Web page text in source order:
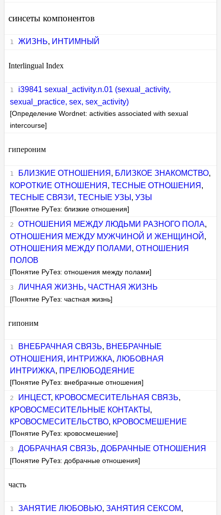
синсеты компонентов
ЖИЗНЬ, ИНТИМНЫЙ
Interlingual Index
i39841 sexual_activity.n.01 (sexual_activity,
sexual_practice, sex, sex_activity)
[Определение Wordnet: activities associated with sexual
intercourse]
гипероним
БЛИЗКИЕ ОТНОШЕНИЯ , БЛИЗКОЕ ЗНАКОМСТВО,
КОРОТКИЕ ОТНОШЕНИЯ ,ТЕСНЫЕ ОТНОШЕНИЯ ,
ТЕСНЫЕ СВЯЗИ ,ТЕСНЫЕ УЗЫ ,УЗЫ
[Понятие РуТез: близкие отношения]
ОТНОШЕНИЯ МЕЖДУ ЛЮДЬМИ РАЗНОГО ПОЛА,
ОТНОШЕНИЯ МЕЖДУ МУЖЧИНОЙ И ЖЕНЩИНОЙ ,
ОТНОШЕНИЯ МЕЖДУ ПОЛАМИ ,ОТНОШЕНИЯ
ПОЛОВ
[Понятие РуТез: отношения между полами]
ЛИЧНАЯ ЖИЗНЬ, ЧАСТНАЯ ЖИЗНЬ
[Понятие РуТез: частная жизнь]
гипоним
ВНЕБРАЧНАЯ СВЯЗЬ, ВНЕБРАЧНЫЕ
ОТНОШЕНИЯ , ИНТРИЖКА,ЛЮБОВНАЯ
ИНТРИЖКА, ПРЕЛЮБОДЕЯНИЕ
[Понятие РуТез: внебрачные отношения]
ИНЦЕСТ, КРОВОСМЕСИТЕЛЬНАЯ СВЯЗЬ,
КРОВОСМЕСИТЕЛЬНЫЕ КОНТАКТЫ ,
КРОВОСМЕСИТЕЛЬСТВО, КРОВОСМЕШЕНИЕ
[Понятие РуТез: кровосмешение]
ДОБРАЧНАЯ СВЯЗЬ, ДОБРАЧНЫЕ ОТНОШЕНИЯ
[Понятие РуТез: добрачные отношения]
часть
ЗАНЯТИЕ ЛЮБОВЬЮ, ЗАНЯТИЯ СЕКСОМ,